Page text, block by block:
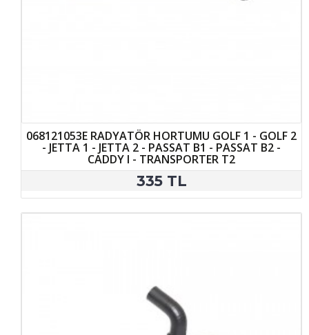
068121053E RADYATÖR HORTUMU GOLF 1 - GOLF 2
- JETTA 1 - JETTA 2 - PASSAT B1 - PASSAT B2 -
CADDY I - TRANSPORTER T2
335 TL